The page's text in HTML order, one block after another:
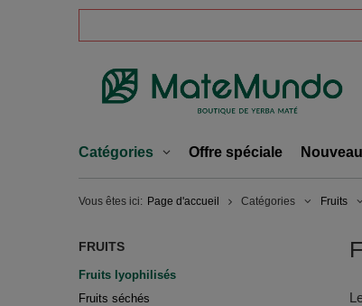
Catégories Offre spéciale
Vous êtes ici: Page d'accueil Catégories Fruits
FRUITS
Fruits lyophilisés
Fruits séchés